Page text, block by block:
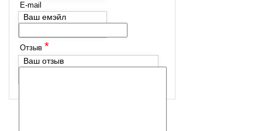
E-mail
Ваш емэйл
Отзыв *
Ваш отзыв